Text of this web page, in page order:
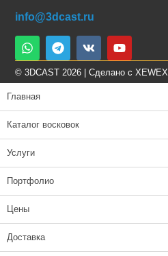
info@3dcast.ru
© 3DCAST 2026 | Сделано с XEWEX
Главная
Каталог восковок
Услуги
Портфолио
Цены
Доставка